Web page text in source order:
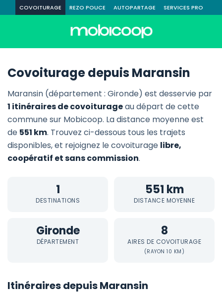
COVOITURAGE REZO POUCE AUTOPARTAGE SERVICES PRO
Covoiturage depuis Maransin
Maransin (département : Gironde) est desservie par
1 itinéraires de covoiturageau départ de cette
commune sur Mobicoop. La distance moyenne est
de 551 km. Trouvez ci-dessous tous les trajets
disponibles, et rejoignez le covoiturage libre,
coopératif et sans commission.
1
DESTINATIONS
551 km
DISTANCE MOYENNE
Gironde
DÉPARTEMENT
8
AIRES DE COVOITURAGE
(RAYON 10 KM)
Itinéraires depuis Maransin